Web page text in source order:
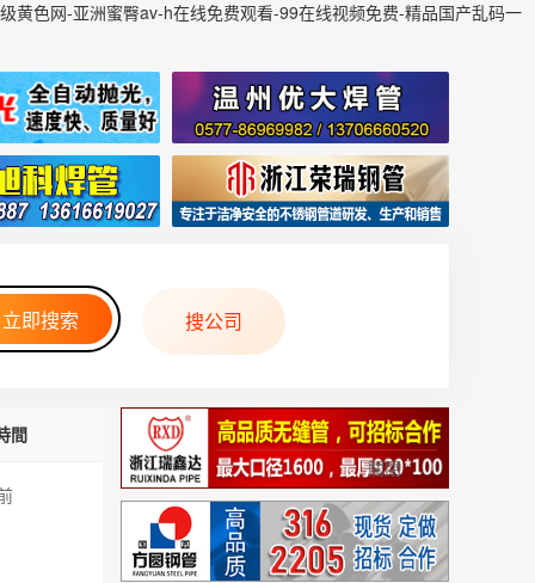
黄色网-亚洲蜜臀av-h在线免费观看-99在线视频免费-精品国产乱码一
搜公司
間
關閉